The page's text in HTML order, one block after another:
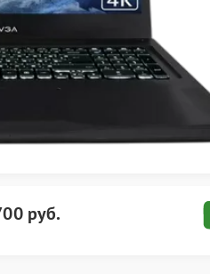
руб.